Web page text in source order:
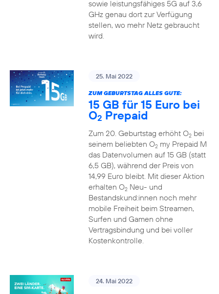
sowie leistungsfähiges 5G auf 3,6
GHz genau dort zur Verfügung
stellen, wo mehr Netz gebraucht
wird.
25. Mai 2022
ZUM GEBURTSTAG ALLES GUTE:
15 GB für 15 Euro bei
O2 Prepaid
Zum 20. Geburtstag erhöht O2bei
seinem beliebten O2my Prepaid M
das Datenvolumen auf 15 GB (statt
6,5 GB), während der Preis von
14,99 Euro bleibt. Mit dieser Aktion
erhalten O2Neu- und
Bestandskund:innen noch mehr
mobile Freiheit beim Streamen,
Surfen und Gamen ohne
Vertragsbindung und bei voller
Kostenkontrolle.
24. Mai 2022